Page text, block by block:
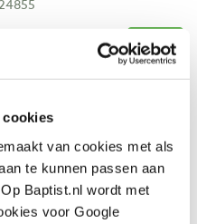
van cookies met als
te kunnen passen aan
Baptist.nl wordt met
voor Google
aansluitkabel 1 meter